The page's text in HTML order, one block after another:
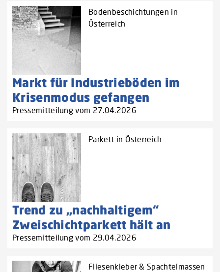
Bodenbeschichtungen in
Österreich
Markt für Industrieböden im
Krisenmodus gefangen
Pressemitteilung vom 27.04.2026
Parkett in Österreich
Trend zu „nachhaltigem“
Zweischichtparkett hält an
Pressemitteilung vom 29.04.2026
Fliesenkleber & Spachtelmassen